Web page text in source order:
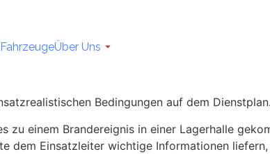
FahrzeugeÜber Uns
Bedingungen auf dem Dienstplan.
einem Brandereignis in einer Lagerhalle
dem Einsatzleiter wichtige Informationen